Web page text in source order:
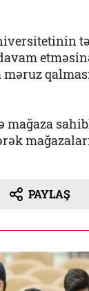
mağaza
PAYLAŞ